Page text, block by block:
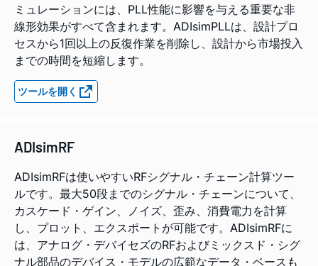
ミュレーションには、PLL性能に影響を与える重要な非
線形効果がすべて含まれます。ADIsimPLLは、設計プロ
セスから1回以上の反復作業を削除し、設計から市場投入
までの時間を短縮します。
ツールを開く
ADIsimRF
ADIsimRFは使いやすいRFシグナル・チェーン計算ツー
ルです。最大50段までのシグナル・チェーンについて、
カスケード・ゲイン、ノイズ、歪み、消費電力を計算
し、プロット、エクスポートが可能です。ADIsimRFに
は、アナログ・デバイセズのRFおよびミックスド・シグ
ナル部品のデバイス・モデルの広範なデータ・ベースも